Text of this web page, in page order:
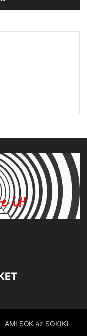
AMI SOK az SOK(K)